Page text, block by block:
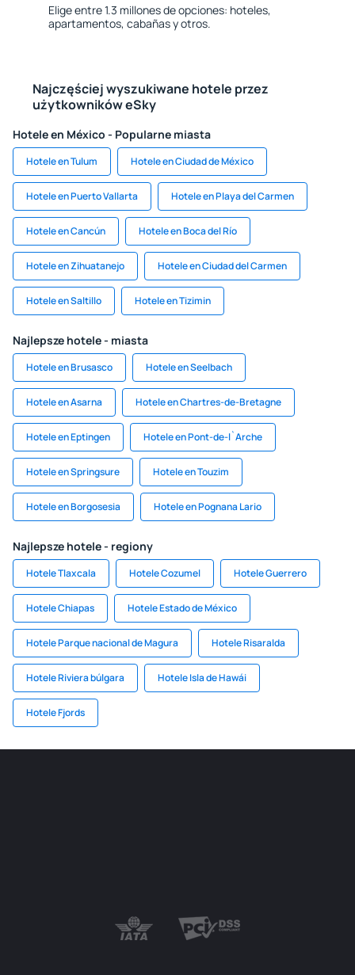
Elige entre 1.3 millones de opciones: hoteles,
apartamentos, cabañas y otros.
Najczęściej wyszukiwane hotele przez
użytkowników eSky
Hotele en México - Popularne miasta
Hotele en Tulum Hotele en Ciudad de México
Hotele en Puerto Vallarta Hotele en Playa del Carmen
Hotele en Cancún Hotele en Boca del Río
Hotele en Zihuatanejo Hotele en Ciudad del Carmen
Hotele en Saltillo Hotele en Tizimin
Najlepsze hotele - miasta
Hotele en Brusasco Hotele en Seelbach
Hotele en Asarna Hotele en Chartres-de-Bretagne
Hotele en Eptingen Hotele en Pont-de-l`Arche
Hotele en Springsure Hotele en Touzim
Hotele en Borgosesia Hotele en Pognana Lario
Najlepsze hotele - regiony
Hotele Tlaxcala Hotele Cozumel Hotele Guerrero
Hotele Chiapas Hotele Estado de México
Hotele Parque nacional de Magura Hotele Risaralda
Hotele Riviera búlgara Hotele Isla de Hawái
Hotele Fjords